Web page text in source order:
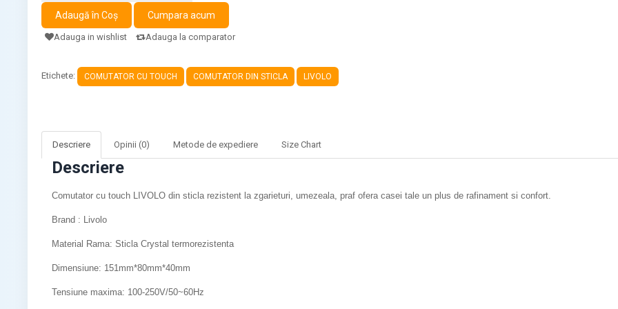
Adauga in wishlist Adauga la comparator
Etichete: COMUTATOR CU TOUCH COMUTATOR DIN STICLA LIVOLO
Descriere Opinii (0) Metode de expediere Size Chart
Descriere
Comutator cu touch LIVOLO din sticla rezistent la zgarieturi, umezeala, praf ofera casei tale un plus de rafinament si confort.
Brand : Livolo
Material Rama: Sticla Crystal termorezistenta
Dimensiune: 151mm*80mm*40mm
Tensiune maxima: 100-250V/50~60Hz